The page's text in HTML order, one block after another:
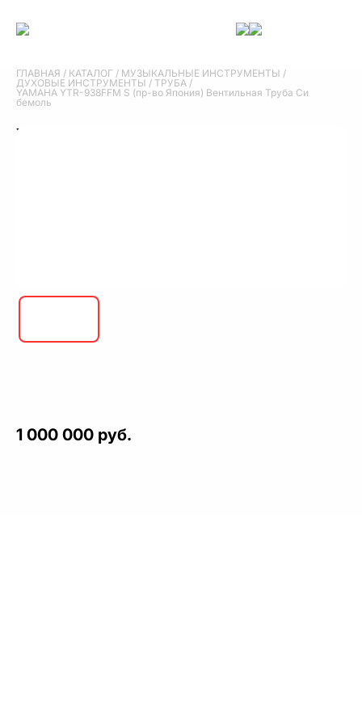
ГЛАВНАЯ / КАТАЛОГ / МУЗЫКАЛЬНЫЕ ИНСТРУМЕНТЫ /
ДУХОВЫЕ ИНСТРУМЕНТЫ / ТРУБА /
YAMAHA YTR-938FFM S (пр-во Япония) Вентильная Труба Си
бемоль
YAMAHA YTR-938FFM S (пр-во Япония)
1 000 000 руб.